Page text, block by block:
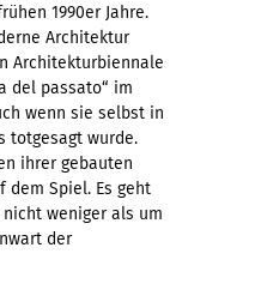
1990er Jahre.
Architektur
Architekturbiennale
del passato“ im
wenn sie selbst in
totgesagt wurde.
ihrer gebauten
dem Spiel. Es geht
weniger als um
der